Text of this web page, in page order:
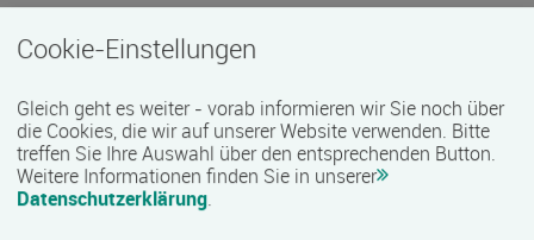
Termin
Termine auf Anfrage
Bemerkungen zum Termin
Cookie-Einstellungen
Gleich geht es weiter - vorab informieren wir Sie noch über
die Cookies, die wir auf unserer Website verwenden. Bitte
treffen Sie Ihre Auswahl über den entsprechenden Button.
Weitere Informationen finden Sie in unserer
Datenschutzerklärung.